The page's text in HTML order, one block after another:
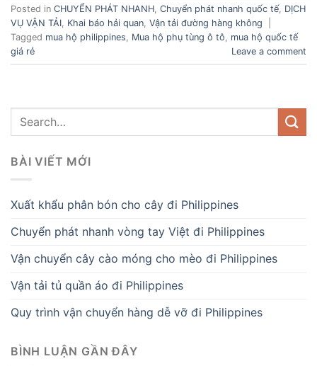
Posted in CHUYỂN PHÁT NHANH Chuyển phát nhanh quốc tế, DỊCH
VỤ VẬN TẢI Khai báo hải quan Vận tải đường hàng không
Tagged mua hộ philippines Mua hộ phụ tùng ô tô
mua hộ quốc tế
giá rẻ
Leave a comment
BÀI VIẾT MỚI
Xuất khẩu phân bón cho cây đi Philippines
Chuyển phát nhanh vòng tay Việt đi Philippines
Vận chuyển cây cào móng cho mèo đi Philippines
Vận tải tủ quần áo đi Philippines
Quy trình vận chuyển hàng dễ vỡ đi Philippines
BÌNH LUẬN GẦN ĐÂY